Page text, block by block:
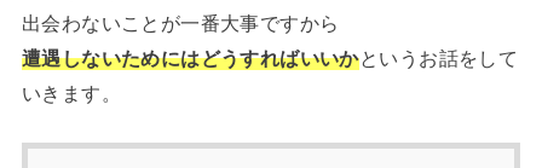
出会わないことが一番大事ですから
遭遇しないためにはどうすればいいかというお話をして
いきます。